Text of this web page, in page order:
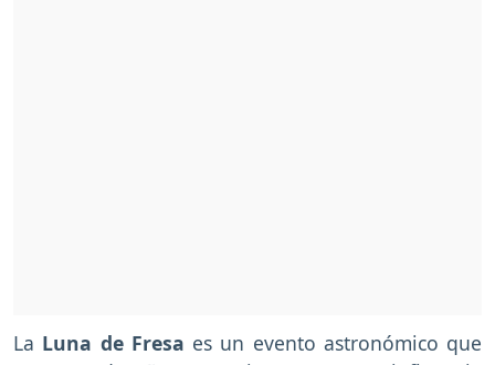
La Luna de Fresa es un evento astronómico que